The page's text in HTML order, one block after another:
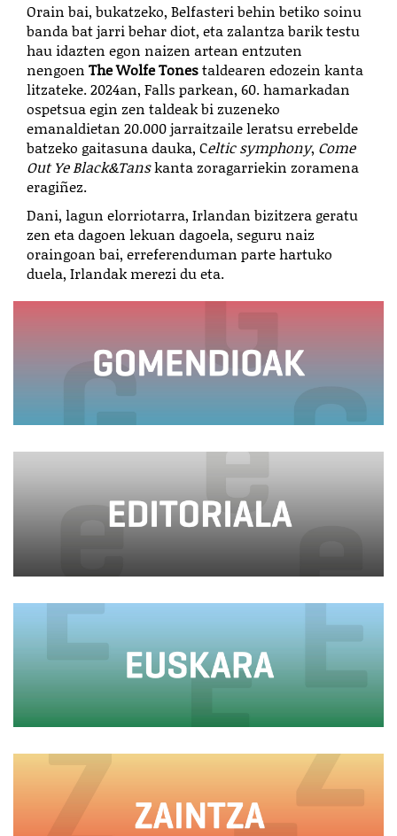
Orain bai, bukatzeko, Belfasteri behin betiko soinu
banda bat jarri behar diot, eta zalantza barik testu
hau idazten egon naizen artean entzuten
nengoen The Wolfe Tonestaldearen edozein kanta
litzateke. 2024an, Falls parkean, 60. hamarkadan
ospetsua egin zen taldeak bi zuzeneko
emanaldietan 20.000 jarraitzaile leratsu errebelde
batzeko gaitasuna dauka, Celtic symphony, Come
Out Ye Black&Tanskanta zoragarriekin zoramena
eragiñez.
Dani, lagun elorriotarra, Irlandan bizitzera geratu
zen eta dagoen lekuan dagoela, seguru naiz
oraingoan bai, erreferenduman parte hartuko
duela, Irlandak merezi du eta.